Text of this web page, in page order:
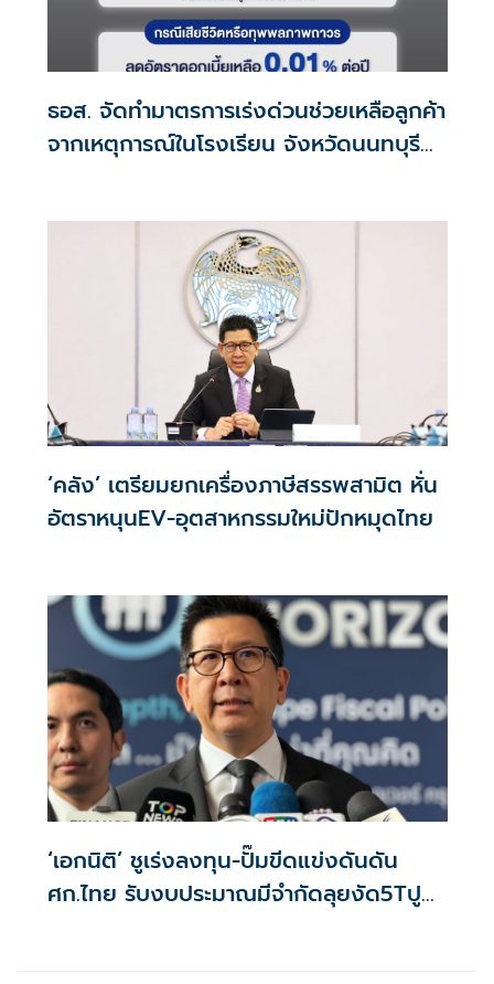
ธอส. จัดทำมาตรการเร่งด่วนช่วยเหลือลูกค้า
จากเหตุการณ์ในโรงเรียน จังหวัดนนทบุรี
‘คลัง’ เตรียมยกเครื่องภาษีสรรพสามิต หั่น
อัตราหนุนEV-อุตสาหกรรมใหม่ปักหมุดไทย
‘เอกนิติ’ ชูเร่งลงทุน-ปั๊มขีดแข่งดันดัน
ศก.ไทย รับงบประมาณมีจำกัดลุยงัด5Tปู